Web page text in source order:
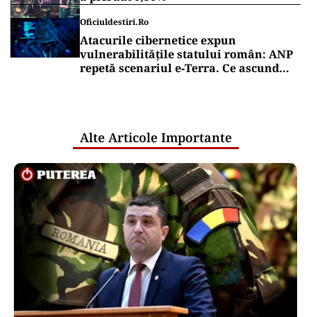
Oficiuldestiri.ro
Atacurile cibernetice expun
vulnerabilitățile statului român: ANP
repetă scenariul e‑Terra. Ce ascund
Alte Articole Importante